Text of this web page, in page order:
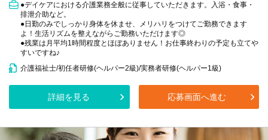
●デイケアにおける介護業務全般に従事していただきます。入浴・食事・
排泄介助など。
●日勤のみでしっかり身体を休ませ、メリハリをつけてご勤務できます
よ！生活リズムを整えながらご勤務いただけます◎
●残業は月平均1時間程度とほぼありません！お仕事終わりの予定も立てや
すいですね♪
介護福祉士/初任者研修(ヘルパー2級)/実務者研修(ヘルパー1級)
詳細を見る 応募画面へ進む